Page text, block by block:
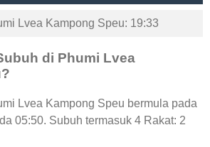
Lvea Kampong Speu: 19:33
di Phumi Lvea
Lvea Kampong Speu bermula pada
05:50. Subuh termasuk 4 Rakat: 2